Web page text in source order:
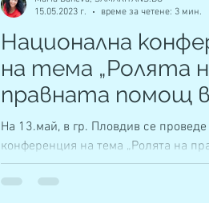
Национална
на тема „Ролята
правната помощ в
случаите на
насилие..."
На 13.май, в гр. Пловдив се
конференция на тема „Ролята на
в случаите на домашно насилие и
15.05.2023 г.
време за четене: 3 мин.